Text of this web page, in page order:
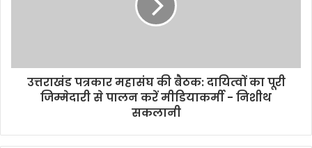
उत्तराखंड पत्रकार महासंघ की बैठक: दायित्वों का पूरी
जिम्मेदारी से पालन करें मीडियाकर्मी - निशीथ
सकलानी